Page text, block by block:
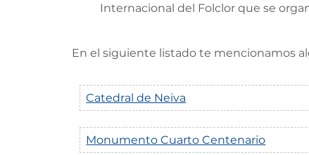
Internacional del Folclor que se
En el siguiente listado te mencionamos
Catedral de Neiva
Monumento Cuarto Centenario